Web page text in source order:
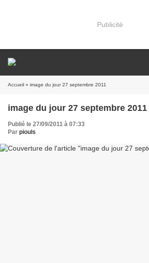
Publicité
Accueil » image du jour 27 septembre 2011
image du jour 27 septembre 2011
Publié le 27/09/2011 à 07:33
Par piouls